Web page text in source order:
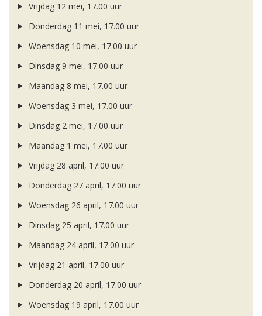
Vrijdag 12 mei, 17.00 uur
Donderdag 11 mei, 17.00 uur
Woensdag 10 mei, 17.00 uur
Dinsdag 9 mei, 17.00 uur
Maandag 8 mei, 17.00 uur
Woensdag 3 mei, 17.00 uur
Dinsdag 2 mei, 17.00 uur
Maandag 1 mei, 17.00 uur
Vrijdag 28 april, 17.00 uur
Donderdag 27 april, 17.00 uur
Woensdag 26 april, 17.00 uur
Dinsdag 25 april, 17.00 uur
Maandag 24 april, 17.00 uur
Vrijdag 21 april, 17.00 uur
Donderdag 20 april, 17.00 uur
Woensdag 19 april, 17.00 uur